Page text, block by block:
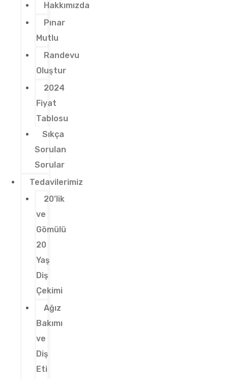
Hakkımızda
Pınar
Mutlu
Randevu
Oluştur
2024
Fiyat
Tablosu
Sıkça
Sorulan
Sorular
Tedavilerimiz
20’lik
ve
Gömülü
20
Yaş
Diş
Çekimi
Ağız
Bakımı
ve
Diş
Eti